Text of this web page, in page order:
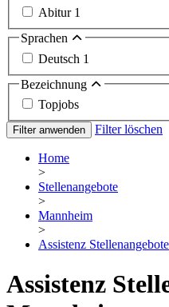
Abitur 1
Sprachen
Deutsch 1
Bezeichnung
Topjobs
Filter anwenden Filter löschen
Home
>
Stellenangebote
>
Mannheim
>
Assistenz Stellenangebote
Assistenz